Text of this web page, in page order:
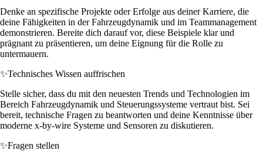
Denke an spezifische Projekte oder Erfolge aus deiner Karriere, die
deine Fähigkeiten in der Fahrzeugdynamik und im Teammanagement
demonstrieren. Bereite dich darauf vor, diese Beispiele klar und
prägnant zu präsentieren, um deine Eignung für die Rolle zu
untermauern.
✨Technisches Wissen auffrischen
Stelle sicher, dass du mit den neuesten Trends und Technologien im
Bereich Fahrzeugdynamik und Steuerungssysteme vertraut bist. Sei
bereit, technische Fragen zu beantworten und deine Kenntnisse über
moderne x-by-wire Systeme und Sensoren zu diskutieren.
✨Fragen stellen